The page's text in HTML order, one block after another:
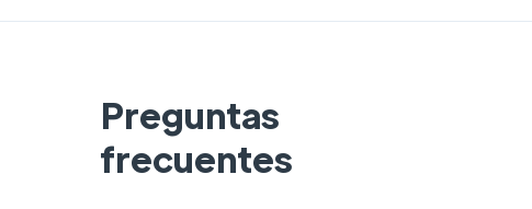
Preguntas
frecuentes